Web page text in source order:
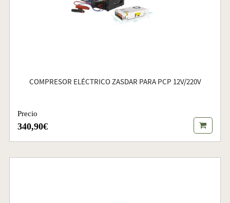
COMPRESOR ELÉCTRICO ZASDAR PARA PCP 12V/220V
Precio
340,90€